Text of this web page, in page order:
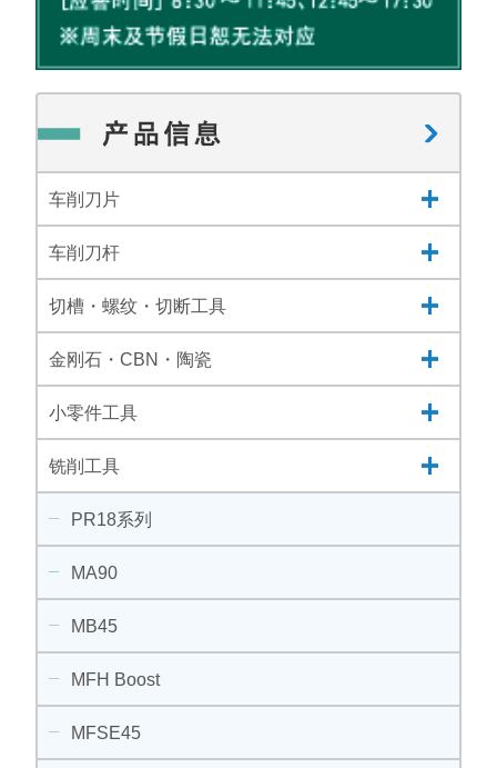
车削刀片
车削刀杆
切槽・螺纹・切断工具
金刚石・CBN・陶瓷
小零件工具
铣削工具
PR18系列
MA90
MB45
MFH Boost
MFSE45